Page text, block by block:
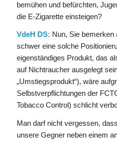
bemühen und befürchten,
die E-Zigarette einsteigen?
VdeH DS: Nun, Sie bemerken
schwer eine solche
eigenständiges Produkt, das
auf Nichtraucher ausgelegt
„Umstiegsprodukt“), wäre
Selbstverpflichtungen der
Tobacco Control) schlicht
Man darf nicht vergessen,
unsere Gegner neben einem